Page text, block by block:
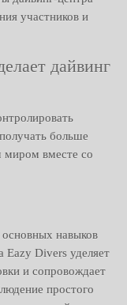
участников и
дайвинг
больше
миром вместе со
навыков
Eazy Divers уделяет
и сопровождает
простого